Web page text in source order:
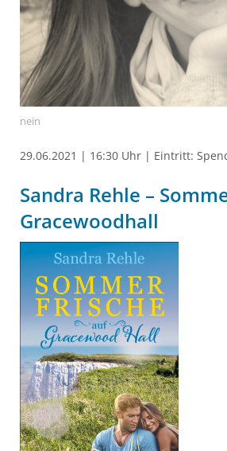
nein
29.06.2021 | 16:30 Uhr | Eintritt:
Sandra Rehle –
Gracewoodhall